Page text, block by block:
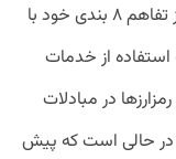
هفته گذشته کانون صرافان طی ابلاغیه خبر از تفاهم ۸ بندی خود با
از خدمات
در مبادلات
در حالی است که پیش